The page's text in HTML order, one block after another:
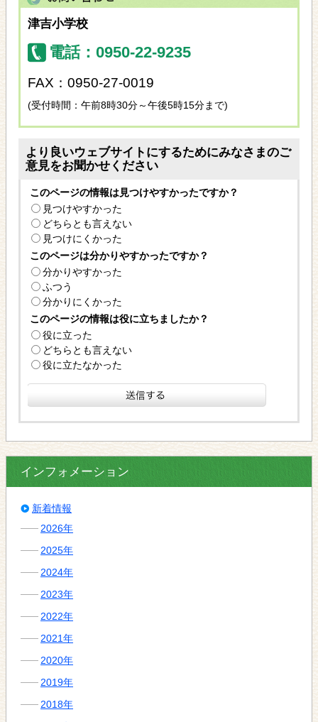
津吉小学校
電話：0950-22-9235
FAX：0950-27-0019
(受付時間：午前8時30分～午後5時15分まで)
より良いウェブサイトにするためにみなさまのご
意見をお聞かせください
このページの情報は見つけやすかったですか？
見つけやすかった
どちらとも言えない
見つけにくかった
このページは分かりやすかったですか？
分かりやすかった
ふつう
分かりにくかった
このページの情報は役に立ちましたか？
役に立った
どちらとも言えない
役に立たなかった
インフォメーション
新着情報
2026年
2025年
2024年
2023年
2022年
2021年
2020年
2019年
2018年